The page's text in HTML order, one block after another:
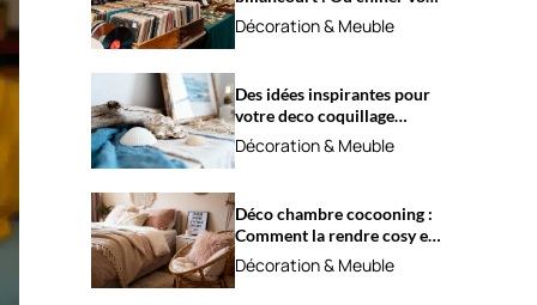
trésors ?
Décoration & Meuble
Des idées inspirantes pour
votre deco coquillage
marine
Décoration & Meuble
Déco chambre cocooning :
Comment la rendre cosy et
apaisante ?
Décoration & Meuble